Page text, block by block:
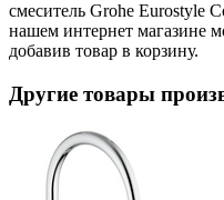
смеситель Grohe Eurostyle
нашем интернет магазине
добавив товар в корзину.
Другие товары